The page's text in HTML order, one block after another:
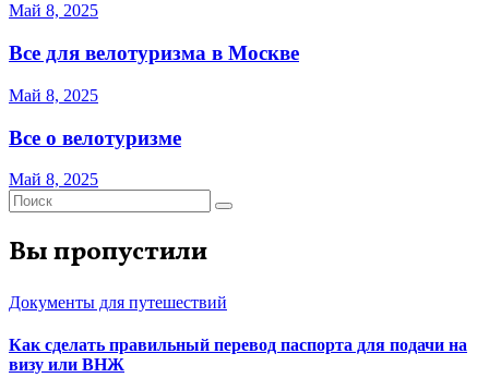
Май 8, 2025
Все для велотуризма в Москве
Май 8, 2025
Все о велотуризме
Май 8, 2025
Вы пропустили
Документы для путешествий
Как сделать правильный перевод паспорта для подачи на
визу или ВНЖ